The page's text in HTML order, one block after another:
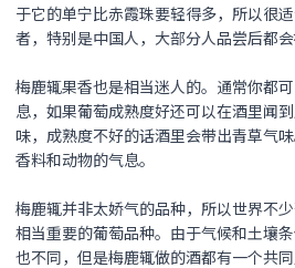
于它的单宁比赤霞珠要轻得多，所以很
者，特别是中国人，大部分人品尝后都会
梅鹿辄果香也是相当迷人的。通常你都
息，如果葡萄成熟度好还可以在酒里闻
味，成熟度不好的话酒里会带出青草气
香料和动物的气息。
梅鹿辄并非太娇气的品种，所以世界不
相当重要的葡萄品种。由于气候和土壤
也不同，但是梅鹿辄做的酒都有一个共